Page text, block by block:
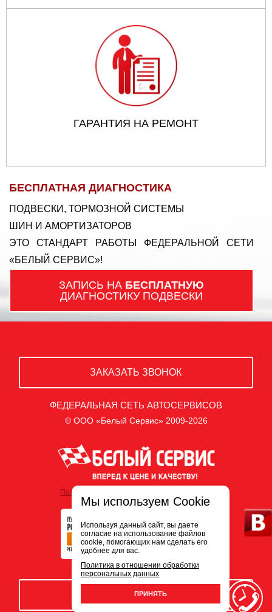
ГАРАНТИЯ НА РЕМОНТ
БЕСПЛАТНАЯ ДИАГНОСТИКА
ПОДВЕСКИ, ТОРМОЗНОЙ СИСТЕМЫ
ШИН И АМОРТИЗАТОРОВ
ЭТО СТАНДАРТ РАБОТЫ ФЕДЕРАЛЬНОЙ СЕТИ
«БЕЛЫЙ СЕРВИС»!
ЗАПИСЬ НА БЕСПЛАТНУЮ
ДИАГНОСТИКУ ПОДВЕСКИ
ЗАКАЗАТЬ ЗВОНОК
ФЕДЕРАЛЬНАЯ СЕТЬ АВТОСЕРВИСОВ
© ООО «Белый Сервис» 2009-2026
Политика обработки персональных данных
ЗАПИСЬ НА СЕРВИС
Мы используем Cookie
Используя данный сайт, вы даете
согласие на использование файлов
cookie, помогающих нам сделать его
удобнее для вас.
Политика в отношении обработки
персональных данных
ПРИНЯТЬ